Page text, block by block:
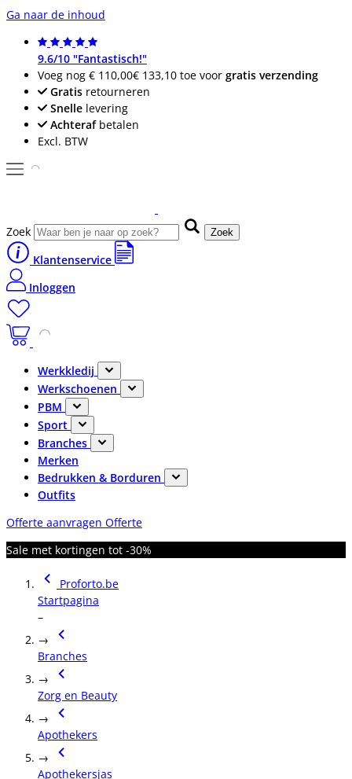
Ga naar de inhoud
9.6/10 "Fantastisch!"
Voeg nog € 110,00€ 133,10 toe voor gratis verzending
Gratis retourneren
Snelle levering
Achterafbetalen
Excl. BTW
Zoek Zoek
Klantenservice
Inloggen
Werkkledij
Werkschoenen
PBM
Sport
Branches
Merken
Bedrukken & Borduren
Outfits
Offerte aanvragen Offerte
Sale met kortingen tot -30%
Proforto.be
Startpagina
–
→
Branches
→
Zorg en Beauty
→
Apothekers
→
Apothekersjas